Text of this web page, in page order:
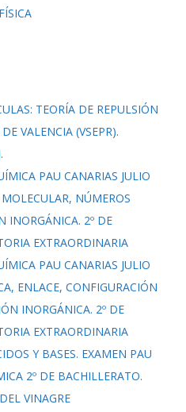
TEORÍA DE REPULSIÓN
VALENCIA (VSEPR).
PAU CANARIAS JULIO
NÚMEROS
INORGÁNICA. 2º DE
EXTRAORDINARIA
PAU CANARIAS JULIO
ENLACE, CONFIGURACIÓN
INORGÁNICA. 2º DE
EXTRAORDINARIA
Y BASES. EXAMEN PAU
2º DE BACHILLERATO.
VINAGRE